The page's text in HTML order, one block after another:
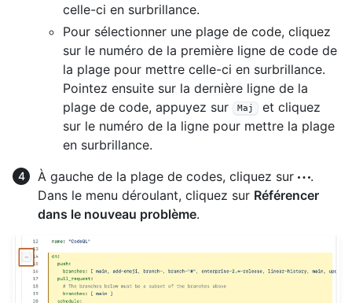
celle-ci en surbrillance.
Pour sélectionner une plage de code, cliquez
sur le numéro de la première ligne de code de
la plage pour mettre celle-ci en surbrillance.
Pointez ensuite sur la dernière ligne de la
plage de code, appuyez sur
Maj
et cliquez
sur le numéro de la ligne pour mettre la plage
en surbrillance.
À gauche de la plage de codes, cliquez sur
.
Dans le menu déroulant, cliquez sur Référencer
dans le nouveau problème.